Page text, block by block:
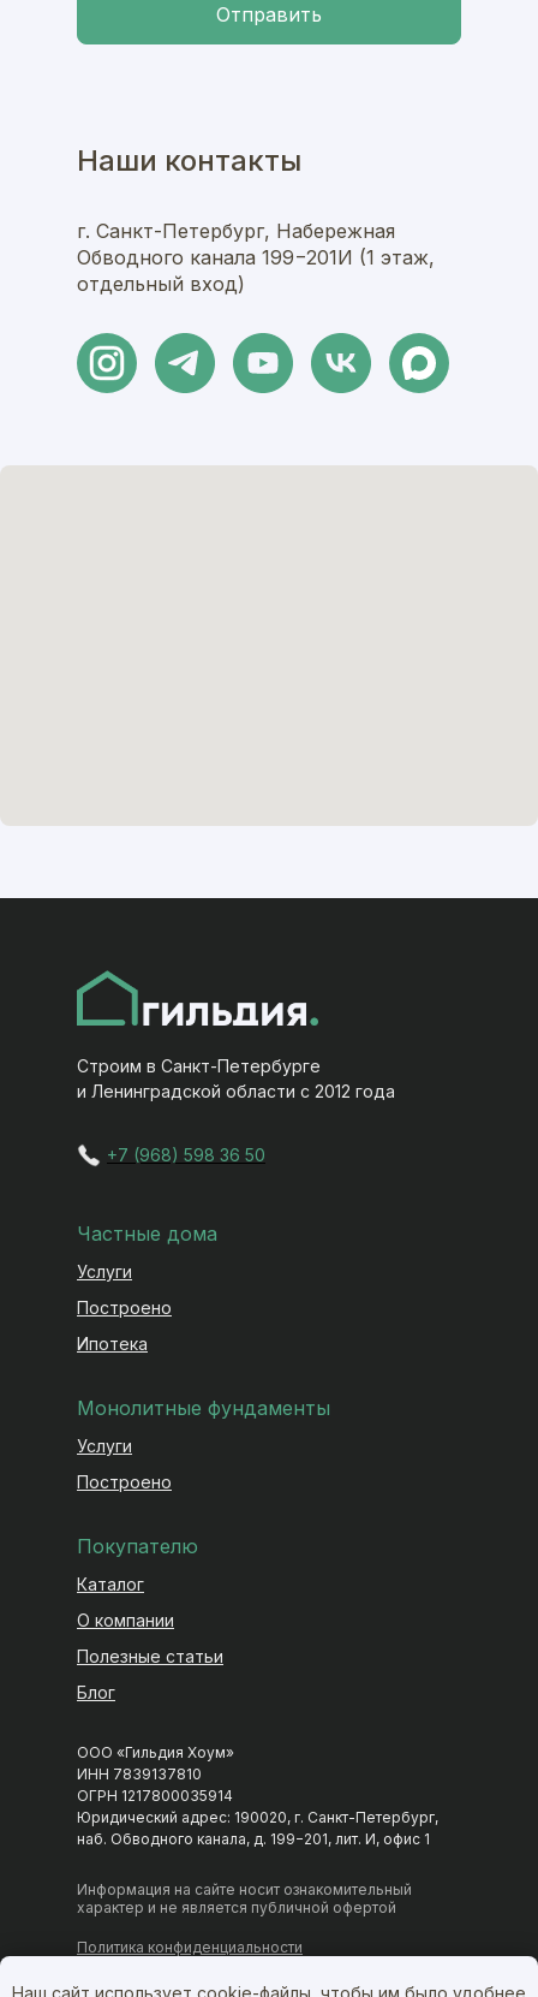
Строительство домов в СПб и Москве
НАПИСАТЬ В МЕССЕНДЖЕР
Telegram MAX
ВКонтакте
+7 (968) 598-36-50
Отправить
Наши контакты
г. Санкт-Петербург, Набережная
Обводного канала 199−201И (1 этаж,
отдельный вход)
Частные дома
Услуги
Построено
Ипотека
Монолитные фундаменты
Услуги
Построено
Каталог
О компании
Блог
Полезные статьи
Покупателю
Строим в Санкт-Петербурге
и Ленинградской области с 2012 года
+7 (968) 598 36 50
ООО «Гильдия Хоум»
ИНН 7839137810
ОГРН 1217800035914
Юридический адрес: 190020, г. Санкт-Петербург,
наб. Обводного канала, д. 199−201, лит. И, офис 1
Информация на сайте носит ознакомительный
характер и не является публичной офертой
Политика конфиденциальности